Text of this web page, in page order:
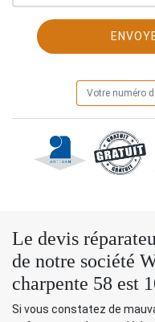
Le devis
de notre société
charpente 58 est
Si vous constatez de